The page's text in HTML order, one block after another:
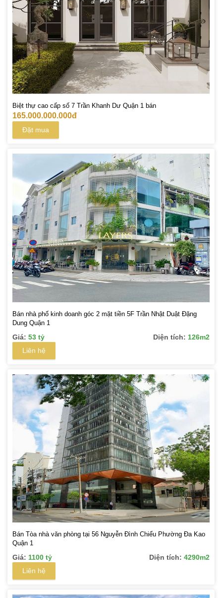
Biệt thự cao cấp số 7 Trần Khanh Dư Quận 1 bán
165.000.000.000đ
Đặt mua
Bán nhà phố kinh doanh góc 2 mặt tiền 5F Trần Nhật Duật Đặng
Dung Quận 1
Giá: 53 tỷ Diện tích: 126m2
Liên hệ
Bán Tòa nhà văn phòng tại 56 Nguyễn Đình Chiểu Phường Đa Kao
Quận 1
Giá: 1100 tỷ Diện tích: 4290m2
Liên hệ